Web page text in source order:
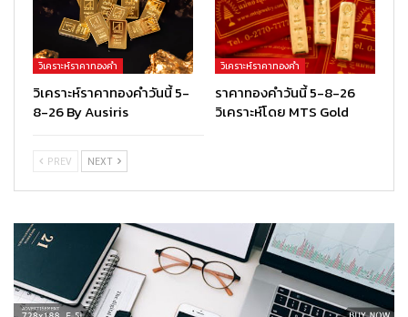
วิเคราะห์ราคาทองคำ
วิเคราะห์ราคาทองคำวันนี้ 5-
8-26 By Ausiris
วิเคราะห์ราคาทองคำ
ราคาทองคำวันนี้ 5-8-26
วิเคราะห์โดย MTS Gold
PREV NEXT